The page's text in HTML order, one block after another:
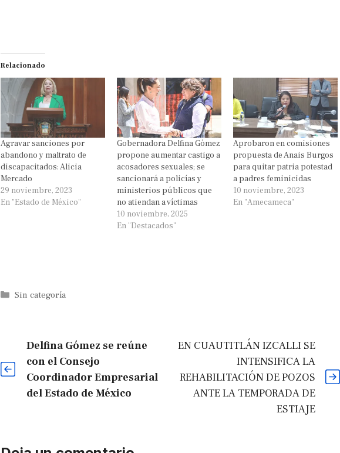
Relacionado
Agravar sanciones por
abandono y maltrato de
discapacitados: Alicia
Mercado
29 noviembre, 2023
En "Estado de México"
Gobernadora Delfina Gómez
propone aumentar castigo a
acosadores sexuales; se
sancionará a policías y
ministerios públicos que
no atiendan a víctimas
10 noviembre, 2025
En "Destacados"
Aprobaron en comisiones
propuesta de Anais Burgos
para quitar patria potestad
a padres feminicidas
10 noviembre, 2023
En "Amecameca"
Categorías
Sin categoría
Delfina Gómez se reúne
con el Consejo
Coordinador Empresarial
del Estado de México
EN CUAUTITLÁN IZCALLI SE
INTENSIFICA LA
REHABILITACIÓN DE POZOS
ANTE LA TEMPORADA DE
ESTIAJE